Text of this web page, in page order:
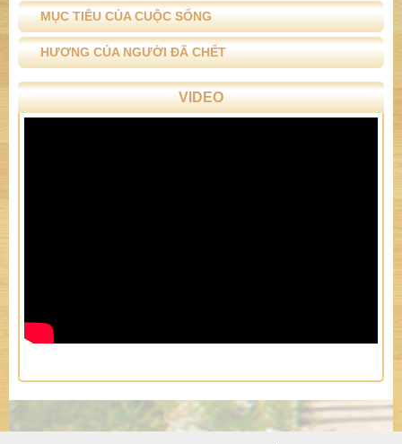
MỤC TIÊU CỦA CUỘC SỐNG
HƯƠNG CỦA NGƯỜI ĐÃ CHẾT
VIDEO